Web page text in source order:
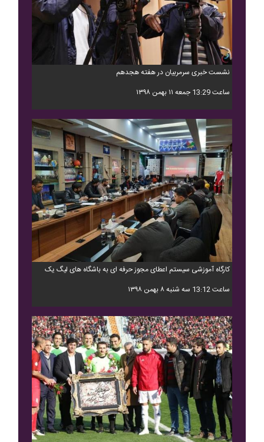
نشست خبری سرمربیان در هفته هجدهم
ساعت 13:29 جمعه ۱۱ بهمن ۱۳۹۸
کارگاه آموزشی سیستم اعطای مجوز حرفه ای به باشگاه های لیگ یک
ساعت 13:12 سه شنبه ۸ بهمن ۱۳۹۸